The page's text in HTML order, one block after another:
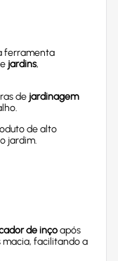
ferramenta
jardins,
de jardinagem
de alto
jardim.
de inçoapós
macia, facilitando a